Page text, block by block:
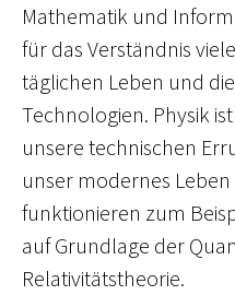
Mathematik und
für das Verständnis
täglichen Leben und
Technologien. Physik
unsere technischen
unser modernes
funktionieren zum
auf Grundlage der
Relativitätstheorie.